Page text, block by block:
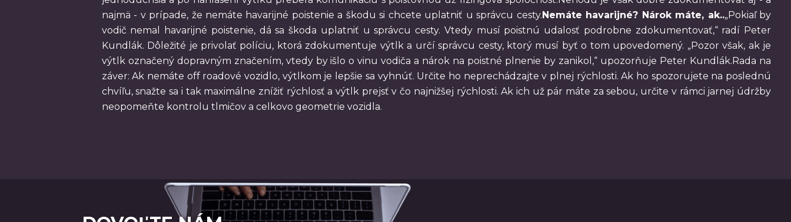
najmä - v prípade, že nemáte havarijné poistenie a škodu si chcete uplatniť u správcu cesty.Nemáte havarijné? Nárok máte, ak..„Pokiaľ by
vodič nemal havarijné poistenie, dá sa škoda uplatniť u správcu cesty. Vtedy musí poistnú udalosť podrobne zdokumentovať,“ radí Peter
Kundlák. Dôležité je privolať políciu, ktorá zdokumentuje výtlk a určí správcu cesty, ktorý musí byť o tom upovedomený. „Pozor však, ak je
výtlk označený dopravným značením, vtedy by išlo o vinu vodiča a nárok na poistné plnenie by zanikol,“ upozorňuje Peter Kundlák.Rada na
záver: Ak nemáte off roadové vozidlo, výtlkom je lepšie sa vyhnúť. Určite ho neprechádzajte v plnej rýchlosti. Ak ho spozorujete na poslednú
chvíľu, snažte sa i tak maximálne znížiť rýchlosť a výtlk prejsť v čo najnižšej rýchlosti. Ak ich už pár máte za sebou, určite v rámci jarnej údržby
neopomeňte kontrolu tlmičov a celkovo geometrie vozidla.